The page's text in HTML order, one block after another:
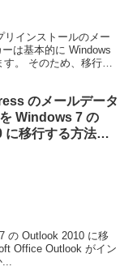
インストールのメー
は基本的に Windows
。 そのため、移行前
のメールデータ
Windows 7 の
に移行する方法
の Outlook 2010 に移
Office Outlook がイン